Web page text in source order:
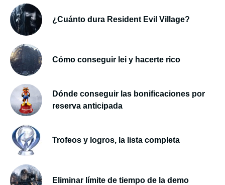
¿Cuánto dura Resident Evil Village?
Cómo conseguir lei y hacerte rico
Dónde conseguir las bonificaciones por
reserva anticipada
Trofeos y logros, la lista completa
Eliminar límite de tiempo de la demo